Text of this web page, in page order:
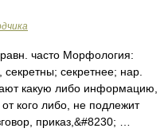
часто Морфология:
секретны; секретнее; нар.
какую либо информацию,
кого либо, не подлежит
приказ,&#8230; …